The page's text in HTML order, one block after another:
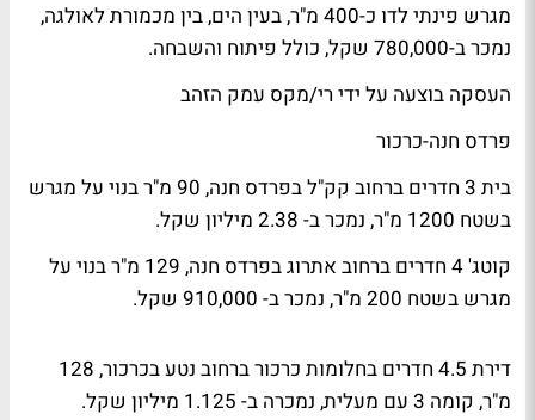
מגרש פינתי לדו כ-400 מ"ר, בעין הים, בין מכמורת לאולגה,
נמכר ב-780,000 שקל, כולל פיתוח והשבחה.
העסקה בוצעה על ידי רי/מקס עמק הזהב
פרדס חנה-כרכור
בית 3 חדרים ברחוב קק"ל בפרדס חנה, 90 מ"ר בנוי על מגרש
בשטח 1200 מ"ר, נמכר ב- 2.38 מיליון שקל.
קוטג' 4 חדרים ברחוב אתרוג בפרדס חנה, 129 מ"ר בנוי על
מגרש בשטח 200 מ"ר, נמכר ב- 910,000 שקל.
דירת 4.5 חדרים בחלומות כרכור ברחוב נטע בכרכור, 128
מ"ר, קומה 3 עם מעלית, נמכרה ב- 1.125 מיליון שקל.